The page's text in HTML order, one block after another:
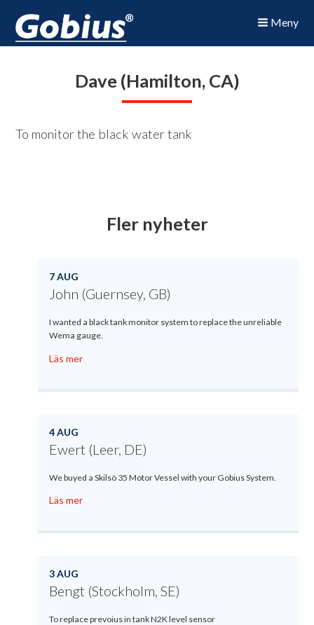
Meny
Dave (Hamilton, CA)
To monitor the black water tank
Fler nyheter
7 AUG
John (Guernsey, GB)
I wanted a black tank monitor system to replace the unreliable
Wema gauge.
Läs mer
4 AUG
Ewert (Leer, DE)
We buyed a Skilsö 35 Motor Vessel with your Gobius System.
Läs mer
3 AUG
Bengt (Stockholm, SE)
To replace prevoius in tank N2K level sensor